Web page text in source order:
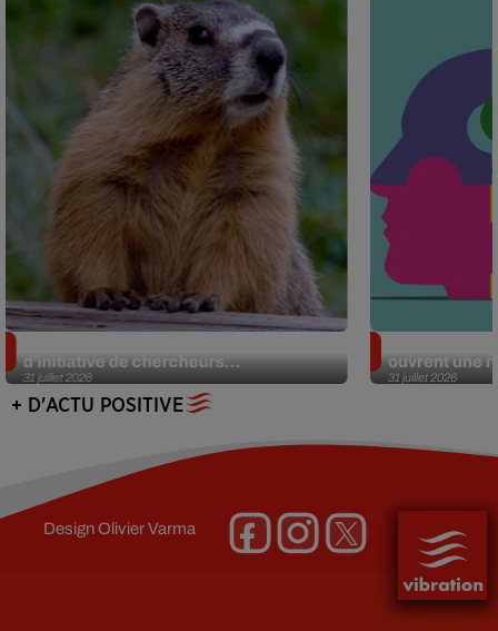
31 juillet 2026
d’initiative de chercheurs...
31 juillet 2026
ouvrent une
+ D'ACTU POSITIVE
DesignOlivier Varma